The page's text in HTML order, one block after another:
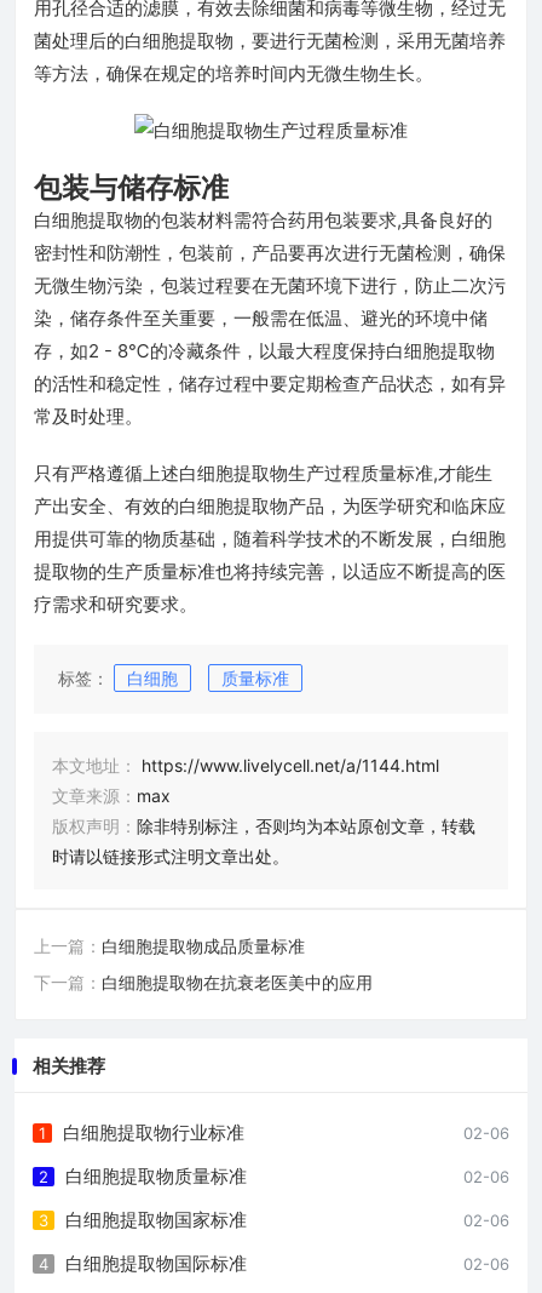
用孔径合适的滤膜，有效去除细菌和病毒等微生物，经过无
菌处理后的白细胞提取物，要进行无菌检测，采用无菌培养
等方法，确保在规定的培养时间内无微生物生长。
包装与储存标准
白细胞提取物的包装材料需符合药用包装要求,具备良好的
密封性和防潮性，包装前，产品要再次进行无菌检测，确保
无微生物污染，包装过程要在无菌环境下进行，防止二次污
染，储存条件至关重要，一般需在低温、避光的环境中储
存，如2 - 8℃的冷藏条件，以最大程度保持白细胞提取物
的活性和稳定性，储存过程中要定期检查产品状态，如有异
常及时处理。
只有严格遵循上述白细胞提取物生产过程质量标准,才能生
产出安全、有效的白细胞提取物产品，为医学研究和临床应
用提供可靠的物质基础，随着科学技术的不断发展，白细胞
提取物的生产质量标准也将持续完善，以适应不断提高的医
疗需求和研究要求。
标签： 白细胞 质量标准
本文地址：
https://www.livelycell.net/a/1144.html
文章来源： max
版权声明： 除非特别标注，否则均为本站原创文章，转载
时请以链接形式注明文章出处。
上一篇： 白细胞提取物成品质量标准
下一篇： 白细胞提取物在抗衰老医美中的应用
相关推荐
02-06
1 白细胞提取物行业标准
02-06
2 白细胞提取物质量标准
02-06
3 白细胞提取物国家标准
02-06
4 白细胞提取物国际标准